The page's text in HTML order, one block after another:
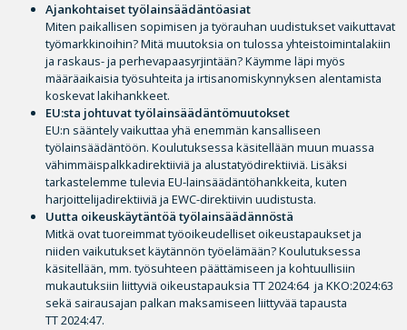
Ajankohtaiset työlainsäädäntöasiat
Miten paikallisen sopimisen ja työrauhan uudistukset vaikuttavat
työmarkkinoihin? Mitä muutoksia on tulossa yhteistoimintalakiin
ja raskaus- ja perhevapaasyrjintään? Käymme läpi myös
määräaikaisia työsuhteita ja irtisanomiskynnyksen alentamista
koskevat lakihankkeet.
EU:sta johtuvat työlainsäädäntömuutokset
EU:n sääntely vaikuttaa yhä enemmän kansalliseen
työlainsäädäntöön. Koulutuksessa käsitellään muun muassa
vähimmäispalkkadirektiiviä ja alustatyödirektiiviä. Lisäksi
tarkastelemme tulevia EU-lainsäädäntöhankkeita, kuten
harjoittelijadirektiiviä ja EWC-direktiivin uudistusta.
Uutta oikeuskäytäntöä työlainsäädännöstä
Mitkä ovat tuoreimmat työoikeudelliset oikeustapaukset ja
niiden vaikutukset käytännön työelämään? Koulutuksessa
käsitellään, mm. työsuhteen päättämiseen ja kohtuullisiin
mukautuksiin liittyviä oikeustapauksia TT 2024:64 ja KKO:2024:63
sekä sairausajan palkan maksamiseen liittyvää tapausta
TT 2024:47.